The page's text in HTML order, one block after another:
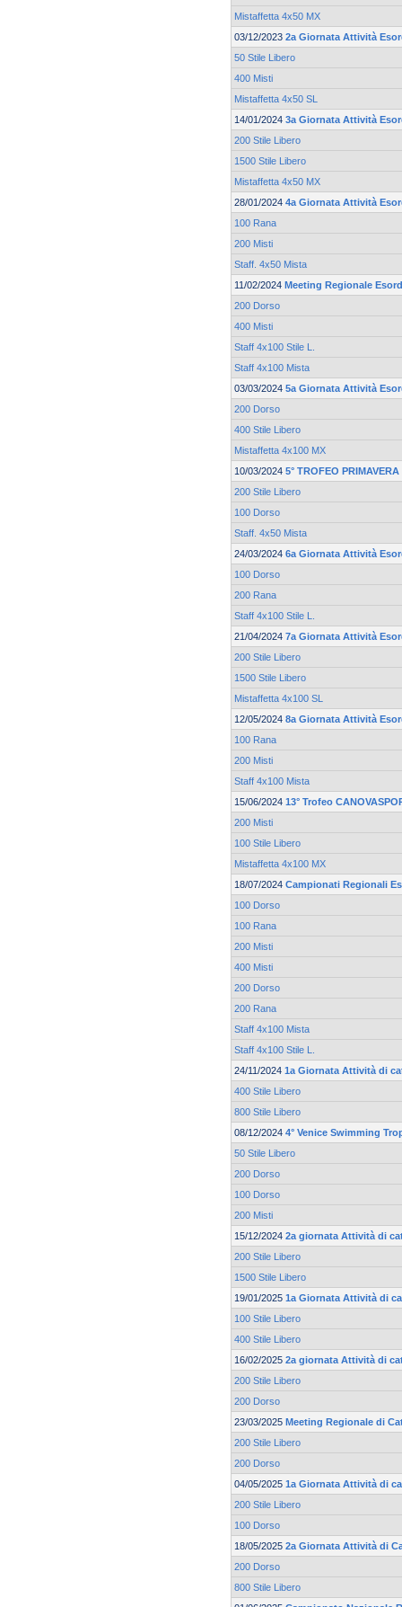
Mistaffetta 4x50 MX
03/12/2023 2a Giornata Attività
50 Stile Libero
400 Misti
Mistaffetta 4x50 SL
14/01/2024 3a Giornata Attività
200 Stile Libero
1500 Stile Libero
Mistaffetta 4x50 MX
28/01/2024 4a Giornata Attività
100 Rana
200 Misti
Staff. 4x50 Mista
11/02/2024 Meeting Regionale
200 Dorso
400 Misti
Staff 4x100 Stile L.
Staff 4x100 Mista
03/03/2024 5a Giornata Attività
200 Dorso
400 Stile Libero
Mistaffetta 4x100 MX
10/03/2024 5° TROFEO
200 Stile Libero
100 Dorso
Staff. 4x50 Mista
24/03/2024 6a Giornata Attività
100 Dorso
200 Rana
Staff 4x100 Stile L.
21/04/2024 7a Giornata Attività
200 Stile Libero
1500 Stile Libero
Mistaffetta 4x100 SL
12/05/2024 8a Giornata Attività
100 Rana
200 Misti
Staff 4x100 Mista
15/06/2024 13° Trofeo
200 Misti
100 Stile Libero
Mistaffetta 4x100 MX
18/07/2024 Campionati Regionali
100 Dorso
100 Rana
200 Misti
400 Misti
200 Dorso
200 Rana
Staff 4x100 Mista
Staff 4x100 Stile L.
24/11/2024 1a Giornata Attività di
400 Stile Libero
800 Stile Libero
08/12/2024 4° Venice Swimming
50 Stile Libero
200 Dorso
100 Dorso
200 Misti
15/12/2024 2a giornata Attività di
200 Stile Libero
1500 Stile Libero
19/01/2025 1a Giornata Attività di
100 Stile Libero
400 Stile Libero
16/02/2025 2a giornata Attività di
200 Stile Libero
200 Dorso
23/03/2025 Meeting Regionale di
200 Stile Libero
200 Dorso
04/05/2025 1a Giornata Attività di
200 Stile Libero
100 Dorso
18/05/2025 2a Giornata Attività di
200 Dorso
800 Stile Libero